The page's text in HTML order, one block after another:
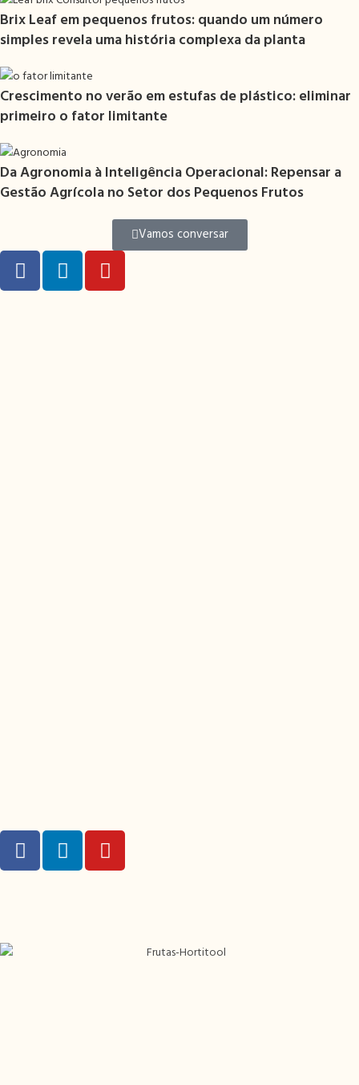
Brix Leaf em pequenos frutos: quando um número
simples revela uma história complexa da planta
Crescimento no verão em estufas de plástico: eliminar
primeiro o fator limitante
Da Agronomia à Inteligência Operacional: Repensar a
Gestão Agrícola no Setor dos Pequenos Frutos
Vamos conversar